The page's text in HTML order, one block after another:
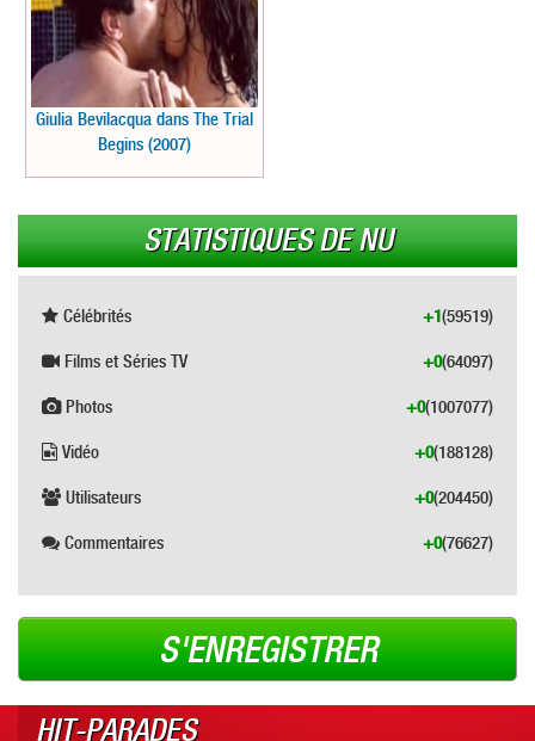
Giulia Bevilacqua dans The Trial
Begins (2007)
STATISTIQUES DE NU
Célébrités (59519)
+1
Films et Séries TV (64097)
+0
Photos (1007077)
+0
Vidéo (188128)
+0
Utilisateurs (204450)
+0
Commentaires (76627)
+0
S'ENREGISTRER
HIT-PARADES